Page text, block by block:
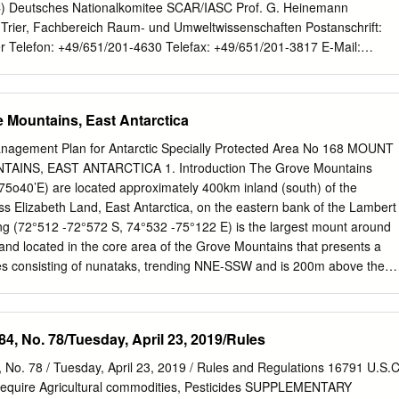
sich in dieser Region mit ihrem Nukleararsenal direkt
Veränderungen in der Sowjetunion eröffneten sich erste
als nicht-staatliche
Deutsches Nationalkomitee SCAR/IASC Prof. G. Heinemann
Fachbereich Raum- und Umweltwissenschaften Postanschrift:
Telefon: +49/651/201-4630 Telefax: +49/651/201-3817 E-Mail:
Übersetzung in andere Sprachen, vorbehalten. Kein Teil dieser
liche Genehmigung des Verlages in irgendeiner Form – durch
oder irgendein anderes Verfahren – reproduziert oder in eine von
Datenverarbeitungsmaschinen, verwendbare Sprache übertra-
Die Wiedergabe von Warenbezeichnungen, Handelsnamen oder
Buch berechtigt nicht zu der Annahme, dass diese von
dürfen. Vielmehr kann es sich auch dann um eingetragene
gesetzlich geschützte Kennzeichen handeln, wenn sie nicht eigens
trademarks, etc. used in this book, even when not speciﬁcally
be considered unprotected by law.
Mountains, East Antarctica
Plan for Antarctic Specially Protected Area No 168 MOUNT
EAST ANTARCTICA 1. Introduction The Grove Mountains
are located approximately 400km inland (south) of the
Elizabeth Land, East Antarctica, on the eastern bank of the Lambert
(72°512 -72°572 S, 74°532 -75°122 E) is the largest mount around
located in the core area of the Grove Mountains that presents a
consisting of nunataks, trending NNE-SSW and is 200m above the
protected areas system. Research on the evolutionary history of
in reconstructing the past climatic evolution in global scale. Up to
understanding of the EAIS behaviour remains the lack of direct
No. 78/Tuesday, April 23, 2019/Rules
78 / Tuesday, April 23, 2019 / Rules and Regulations 16791
Agricultural commodities, Pesticides SUPPLEMENTARY